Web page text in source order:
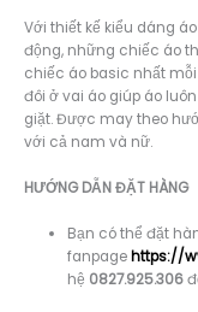
Với thiết kế kiểu dáng
động, những chiếc áo
chiếc áo basic nhất
đôi ở vai áo giúp áo
giặt. Được may theo
với cả nam và nữ.
HƯỚNG DẪN ĐẶT HÀNG
Bạn có thể đặt
fanpage https://
hệ 0827.925.306